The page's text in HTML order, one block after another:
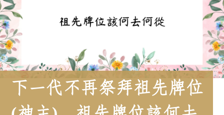
下一代不再祭拜祖先牌位